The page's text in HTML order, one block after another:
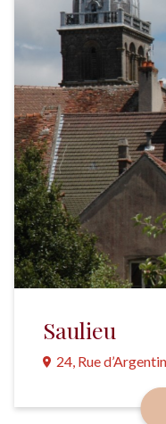
Saulieu
24, Rue
Al eeuwen een
doorreis zijn. Heeft